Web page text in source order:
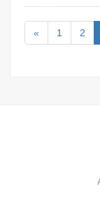
« 1 2